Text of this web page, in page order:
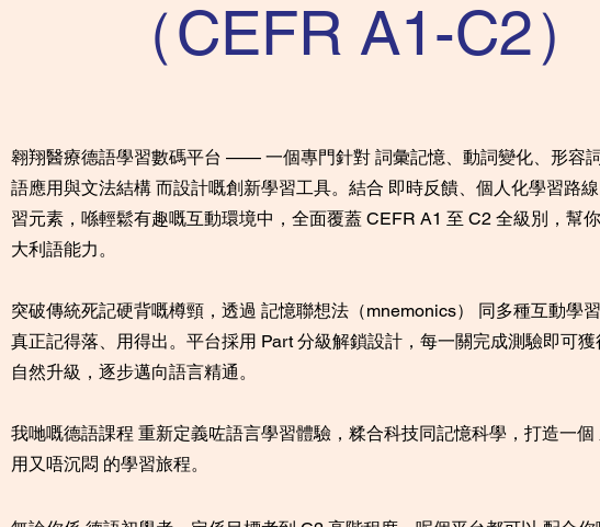
（CEFR A1-C2）
翱翔醫療德語學習數碼平台 —— 一個專門針對 詞彙記憶、動詞變化、形容
語應用與文法結構 而設計嘅創新學習工具。結合 即時反饋、個人化學習路
習元素，喺輕鬆有趣嘅互動環境中，全面覆蓋 CEFR A1 至 C2 全級別，幫
大利語能力。
突破傳統死記硬背嘅樽頸，透過 記憶聯想法（mnemonics） 同多種互動學
真正記得落、用得出。平台採用 Part 分級解鎖設計，每一關完成測驗即可獲
自然升級，逐步邁向語言精通。
我哋嘅德語課程 重新定義咗語言學習體驗，糅合科技同記憶科學，打造一個
用又唔沉悶 的學習旅程。